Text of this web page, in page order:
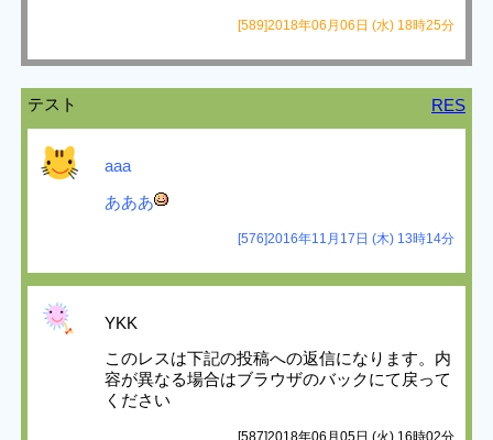
[589]2018年06月06日 (水) 18時25分
テスト RES
aaa
あああ
[576]2016年11月17日 (木) 13時14分
YKK
このレスは下記の投稿への返信になります。内
容が異なる場合はブラウザのバックにて戻って
ください